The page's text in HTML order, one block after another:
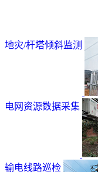
地灾/杆塔倾斜监测
电网资源数据采集
输电线路巡检